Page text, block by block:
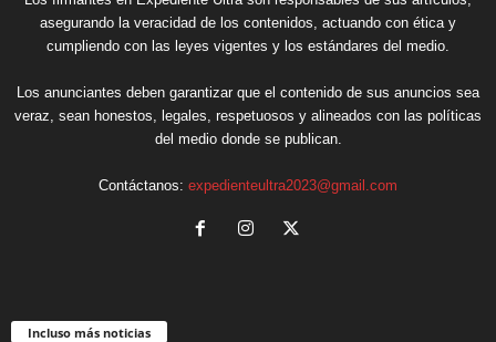
asegurando la veracidad de los contenidos, actuando con ética y
cumpliendo con las leyes vigentes y los estándares del medio.
Los anunciantes deben garantizar que el contenido de sus anuncios sea
veraz, sean honestos, legales, respetuosos y alineados con las políticas
del medio donde se publican.
Contáctanos: expedienteultra2023@gmail.com
Incluso más noticias